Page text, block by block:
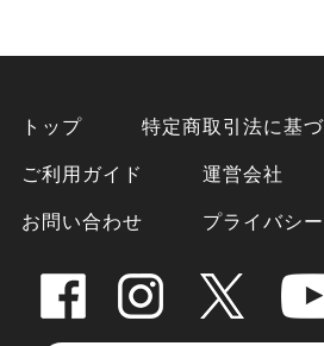
トップ 特定商取引法に基
ご利用ガイド 運営会社
お問い合わせ プライバシ